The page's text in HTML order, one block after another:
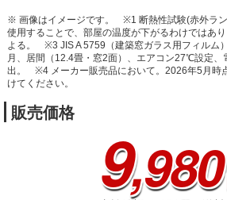
※ 画像はイメージです。
※1 断熱性試験(赤外ラ
使用することで、部屋の温度が下がるわけではあり
よる。
※3 JIS A 5759（建築窓ガラス用フィルム
月、居間（12.4畳・窓2面）、エアコン27℃設定、
出。
※4 メーカー販売品において。2026年5月時
けてください。
販売価格
9,980